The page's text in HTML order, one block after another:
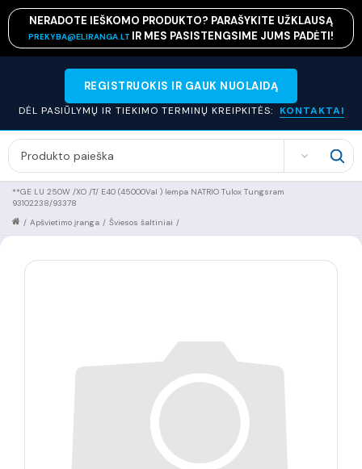
NERADOTE IEŠKOMO PRODUKTO? PARAŠYKITE UŽKLAUSĄ
PREKYBA@ELIRANGA.LT IR MES PASISTENGSIME JUMS PADĖTI!
REGISTRUOKIS IR GAUK NUOLAIDĄ
DĖL PASIŪLYMŲ IR TIEKIMO TERMINŲ KREIPKITĖS: KONTAKTAI
SEARCH
**GE LU 250W /XO /T/ E40 (45000Val ) lempa NATRIO Tulox Tungsram
93102238/93378
/
Šviesos šaltiniai
/
Apšvietimo įranga
/